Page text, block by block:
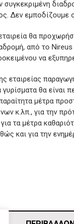
συγκεκριμένη
Δεν εμποδίζουμε
θα
από το
να
εταιρείας
θα είναι
μέτρα
κ.λπ., για την
τα μέτρα
και για την